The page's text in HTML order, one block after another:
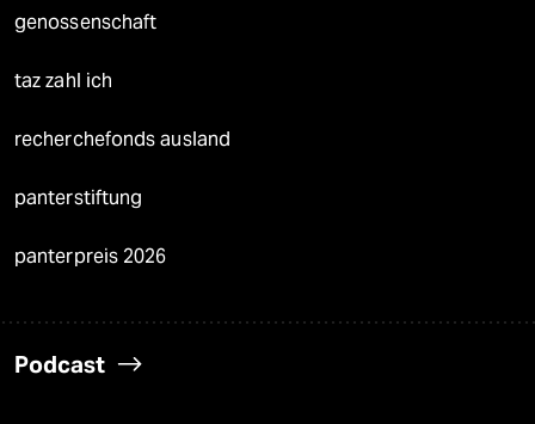
genossenschaft
taz zahl ich
recherchefonds ausland
panterstiftung
panterpreis 2026
Podcast